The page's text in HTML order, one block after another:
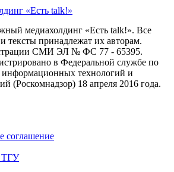
«Есть talk!»
медиахолдинг «Есть talk!». Все
тексты принадлежат их авторам.
СМИ ЭЛ № ФС 77 - 65395.
в Федеральной службе по
информационных технологий и
(Роскомнадзор) 18 апреля 2016 года.
соглашение
ТГУ